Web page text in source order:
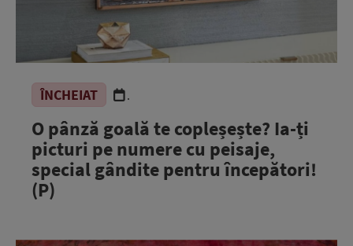
ÎNCHEIAT .
O pânză goală te copleșește? Ia-ți
picturi pe numere cu peisaje,
special gândite pentru începători!
(P)